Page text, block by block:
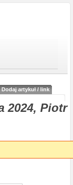
Dodaj artykuł / link
2024, Piotr